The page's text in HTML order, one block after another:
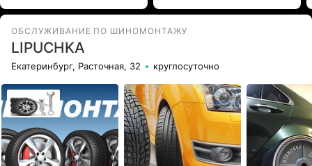
ОБСЛУЖИВАНИЕ ПО ШИНОМОНТАЖУ
LIPUCHKA
Екатеринбург, Расточная, 32 круглосуточно